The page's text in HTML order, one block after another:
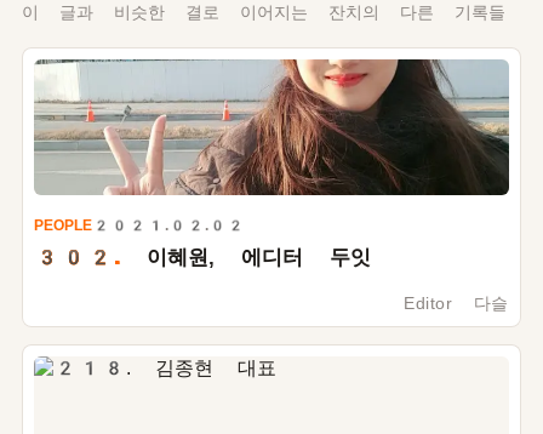
이 글과 비슷한 결로 이어지는 잔치의 다른 기록들
PEOPLE 2021.02.02
302. 이혜원, 에디터 두잇
Editor 다슬